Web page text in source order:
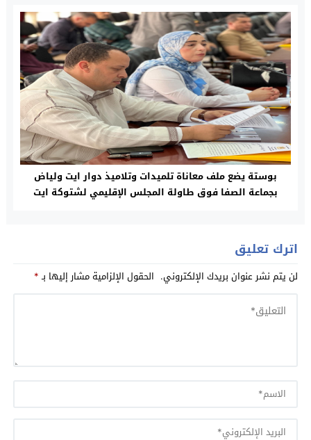
بوستة يضع ملف معاناة تلميدات وتلاميذ دوار ايت ولياض
بجماعة الصفا فوق طاولة المجلس الإقليمي لشتوكة ايت
اترك تعليق
لن يتم نشر عنوان بريدك الإلكتروني. الحقول الإلزامية مشار إليها بـ*